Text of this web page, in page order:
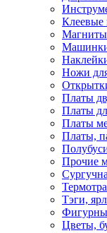
Клеевые
Ножи
Платы
Платы
Платы
Платы,
Прочие
Тэги,
Цветы,